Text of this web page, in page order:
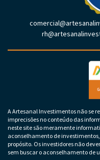
A Artesanal Investimentos não se
imprecisões no conteúdo das
neste site são meramente
aconselhamento de
propósito. Os investidores não
sem buscar o aconselhamento de